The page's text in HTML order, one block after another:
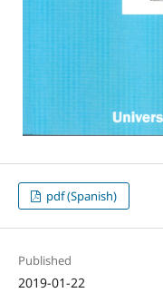
pdf (Spanish)
Published
2019-01-22